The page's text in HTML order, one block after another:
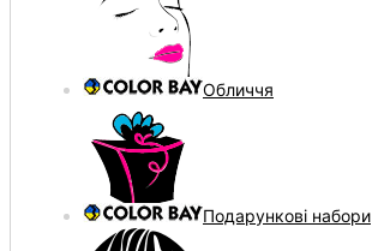
Обличчя
Подарункові набори